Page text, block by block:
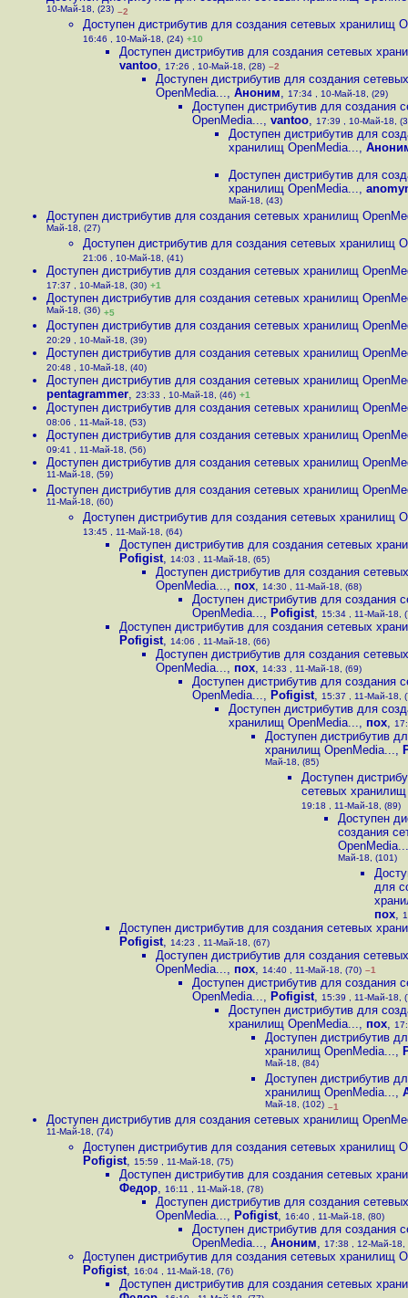
10-Май-18, (23) –2
Доступен дистрибутив для создания сетевых хранилищ
16:46 , 10-Май-18, (24) +10
Доступен дистрибутив для создания сетевых
vantoo, 17:26 , 10-Май-18, (28) –2
Доступен дистрибутив для создания
OpenMedia..., Аноним, 17:34 , 10-Май-18, (29)
Доступен дистрибутив для создания
OpenMedia..., vantoo, 17:39 , 10-Май-18,
Доступен дистрибутив для
хранилищ OpenMedia...,
Доступен дистрибутив для
хранилищ OpenMedia...,
Май-18, (43)
Доступен дистрибутив для создания сетевых хранилищ
Май-18, (27)
Доступен дистрибутив для создания сетевых хранилищ
21:06 , 10-Май-18, (41)
Доступен дистрибутив для создания сетевых хранилищ
17:37 , 10-Май-18, (30) +1
Доступен дистрибутив для создания сетевых хранилищ
Май-18, (36) +5
Доступен дистрибутив для создания сетевых хранилищ
20:29 , 10-Май-18, (39)
Доступен дистрибутив для создания сетевых хранилищ
20:48 , 10-Май-18, (40)
Доступен дистрибутив для создания сетевых хранилищ
pentagrammer, 23:33 , 10-Май-18, (46) +1
Доступен дистрибутив для создания сетевых хранилищ
08:06 , 11-Май-18, (53)
Доступен дистрибутив для создания сетевых хранилищ
09:41 , 11-Май-18, (56)
Доступен дистрибутив для создания сетевых хранилищ
11-Май-18, (59)
Доступен дистрибутив для создания сетевых хранилищ
11-Май-18, (60)
Доступен дистрибутив для создания сетевых хранилищ
13:45 , 11-Май-18, (64)
Доступен дистрибутив для создания сетевых
Pofigist, 14:03 , 11-Май-18, (65)
Доступен дистрибутив для создания
OpenMedia..., пох, 14:30 , 11-Май-18, (68)
Доступен дистрибутив для создания
OpenMedia..., Pofigist, 15:34 , 11-Май-18,
Доступен дистрибутив для создания сетевых
Pofigist, 14:06 , 11-Май-18, (66)
Доступен дистрибутив для создания
OpenMedia..., пох, 14:33 , 11-Май-18, (69)
Доступен дистрибутив для создания
OpenMedia..., Pofigist, 15:37 , 11-Май-18,
Доступен дистрибутив для
хранилищ OpenMedia..., пох,
Доступен дистрибутив
хранилищ OpenMedia...,
Май-18, (85)
Доступен
сетевых
19:18 , 11-Май-18, (89)
Доступен
создания
OpenMedia...
Май-18, (101)
для
пох,
Доступен дистрибутив для создания сетевых
Pofigist, 14:23 , 11-Май-18, (67)
Доступен дистрибутив для создания
OpenMedia..., пох, 14:40 , 11-Май-18, (70) –1
Доступен дистрибутив для создания
OpenMedia..., Pofigist, 15:39 , 11-Май-18,
Доступен дистрибутив для
хранилищ OpenMedia..., пох,
Доступен дистрибутив
хранилищ OpenMedia...,
Май-18, (84)
Доступен дистрибутив
хранилищ OpenMedia...,
Май-18, (102) –1
Доступен дистрибутив для создания сетевых хранилищ
11-Май-18, (74)
Доступен дистрибутив для создания сетевых хранилищ
Pofigist, 15:59 , 11-Май-18, (75)
Доступен дистрибутив для создания сетевых
Федор, 16:11 , 11-Май-18, (78)
Доступен дистрибутив для создания
OpenMedia..., Pofigist, 16:40 , 11-Май-18, (80)
Доступен дистрибутив для создания
OpenMedia..., Аноним, 17:38 , 12-Май-18,
Доступен дистрибутив для создания сетевых хранилищ
Pofigist, 16:04 , 11-Май-18, (76)
Доступен дистрибутив для создания сетевых